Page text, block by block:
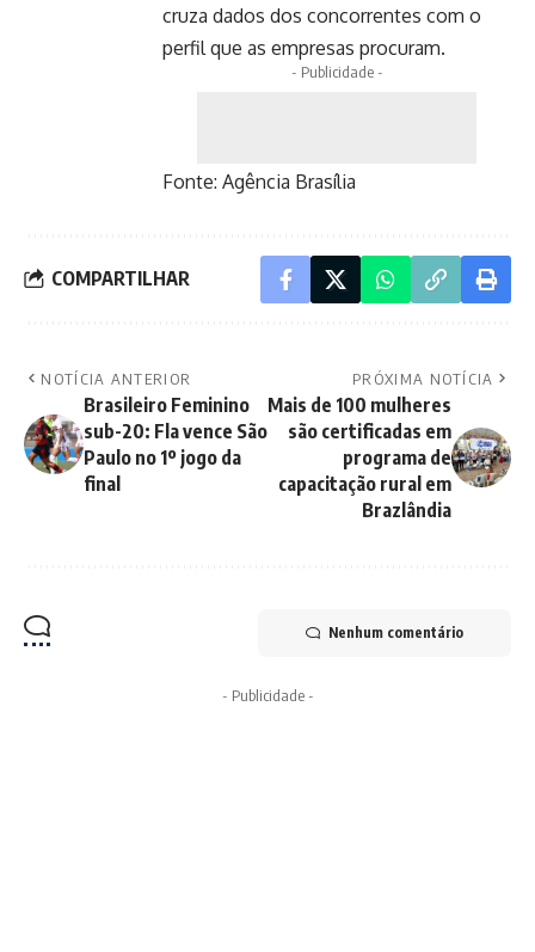
cruza dados dos concorrentes com o
perfil que as empresas procuram.
- Publicidade -
Fonte: Agência Brasília
COMPARTILHAR
NOTÍCIA ANTERIOR
Brasileiro Feminino
sub-20: Fla vence São
Paulo no 1º jogo da
final
PRÓXIMA NOTÍCIA
Mais de 100 mulheres
são certificadas em
programa de
capacitação rural em
Brazlândia
Nenhum comentário
- Publicidade -